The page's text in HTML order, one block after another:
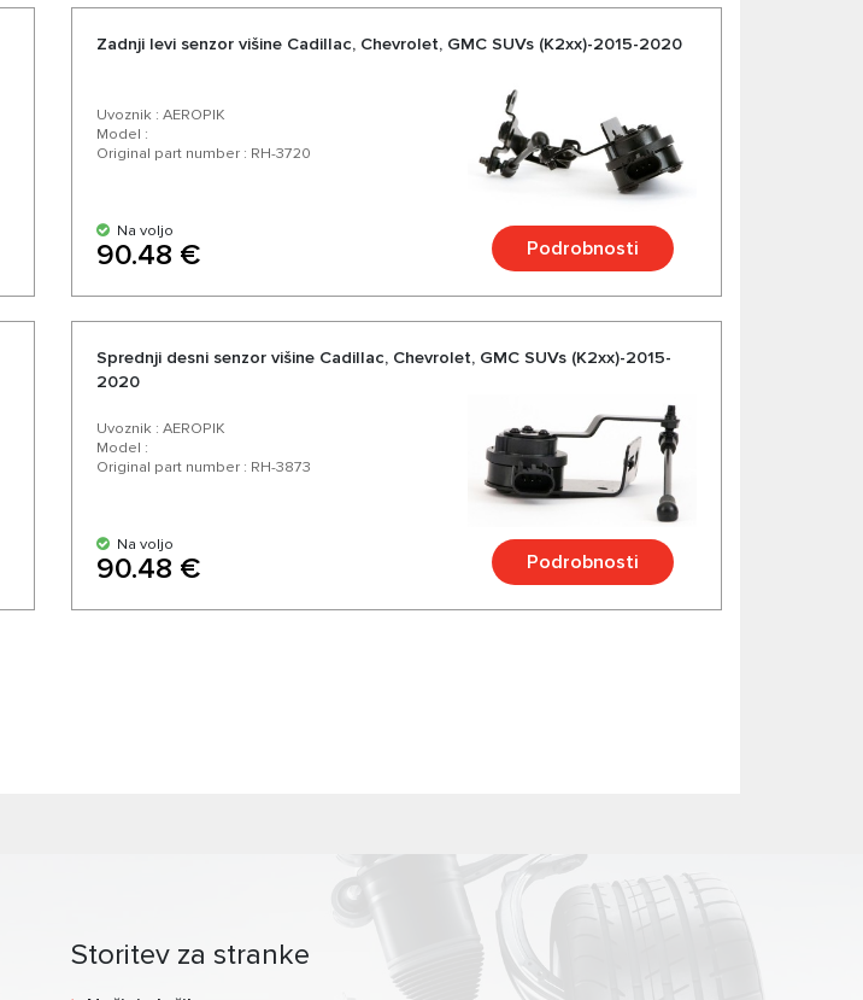
Zadnji levi senzor višine Cadillac, Chevrolet, GMC SUVs (K2xx)-2015-2020
Uvoznik : AEROPIK
Model :
Original part number : RH-3720
Na voljo
90.48 € Podrobnosti
Sprednji desni senzor višine Cadillac, Chevrolet, GMC SUVs (K2xx)-2015-
2020
Uvoznik : AEROPIK
Model :
Original part number : RH-3873
Na voljo
90.48 € Podrobnosti
Storitev za stranke